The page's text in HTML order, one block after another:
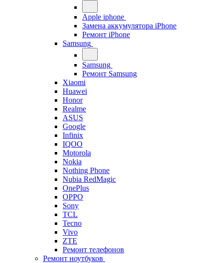
Apple iphone
Замена аккумулятора iPhone
Ремонт iPhone
Samsung
Samsung
Ремонт Samsung
Xiaomi
Huawei
Honor
Realme
ASUS
Google
Infinix
IQOO
Motorola
Nokia
Nothing Phone
Nubia RedMagic
OnePlus
OPPO
Sony
TCL
Tecno
Vivo
ZTE
Ремонт телефонов
Ремонт ноутбуков